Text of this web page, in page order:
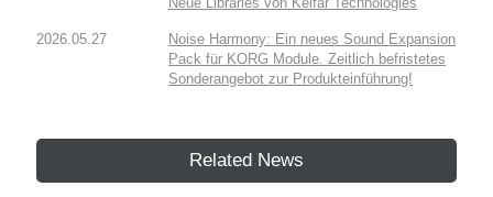
2026.05.27
Noise Harmony: Ein neues Sound Expansion
Pack für KORG Module. Zeitlich befristetes
Sonderangebot zur Produkteinführung!
Related News